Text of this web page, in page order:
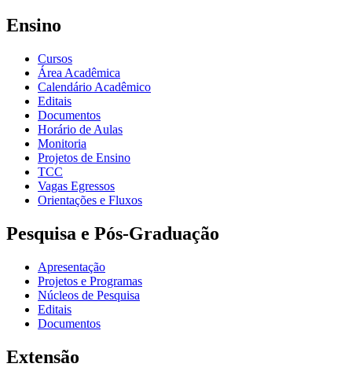
Ensino
Cursos
Área Acadêmica
Calendário Acadêmico
Editais
Documentos
Horário de Aulas
Monitoria
Projetos de Ensino
TCC
Vagas Egressos
Orientações e Fluxos
Pesquisa e Pós-Graduação
Apresentação
Projetos e Programas
Núcleos de Pesquisa
Editais
Documentos
Extensão